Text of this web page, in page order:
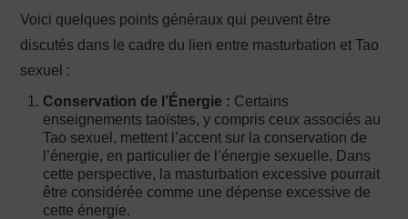
Voici quelques points généraux qui peuvent être
discutés dans le cadre du lien entre masturbation et Tao
sexuel :
Conservation de l’Énergie : Certains
enseignements taoïstes, y compris ceux associés au
Tao sexuel, mettent l’accent sur la conservation de
l’énergie, en particulier de l’énergie sexuelle. Dans
cette perspective, la masturbation excessive pourrait
être considérée comme une dépense excessive de
cette énergie.